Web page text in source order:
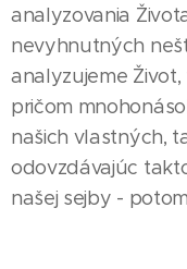
analyzovania
nevyhnutných
analyzujeme
pričom
našich vlastných,
odovzdávajúc
našej sejby -